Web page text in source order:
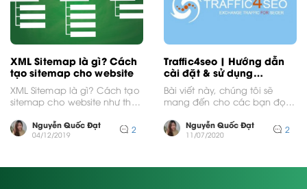
XML Sitemap là gì? Cách
tạo sitemap cho website
XML Sitemap là gì? Cách tạo
sitemap cho website như thế
Nguyễn Quốc Đạt
04/12/2019 2
Traffic4seo | Hướng dẫn
cài đặt & sử dụng
Traffic4seo
Bài viết này, chúng tôi sẽ
mang đến cho các bạn đọc
Nguyễn Quốc Đạt
11/07/2020 2